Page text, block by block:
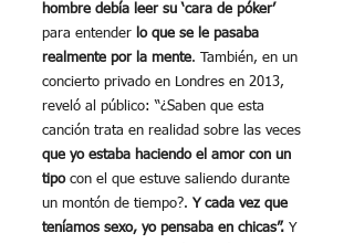
hombre debía leer su ‘cara de póker’
para entender lo que se le pasaba
realmente por la mente. También, en un
concierto privado en Londres en 2013,
reveló al público: “¿Saben que esta
canción trata en realidad sobre las veces
que yo estaba haciendo el amor con un
tipo con el que estuve saliendo durante
un montón de tiempo?. Y cada vez que
teníamos sexo, yo pensaba en chicas”. Y